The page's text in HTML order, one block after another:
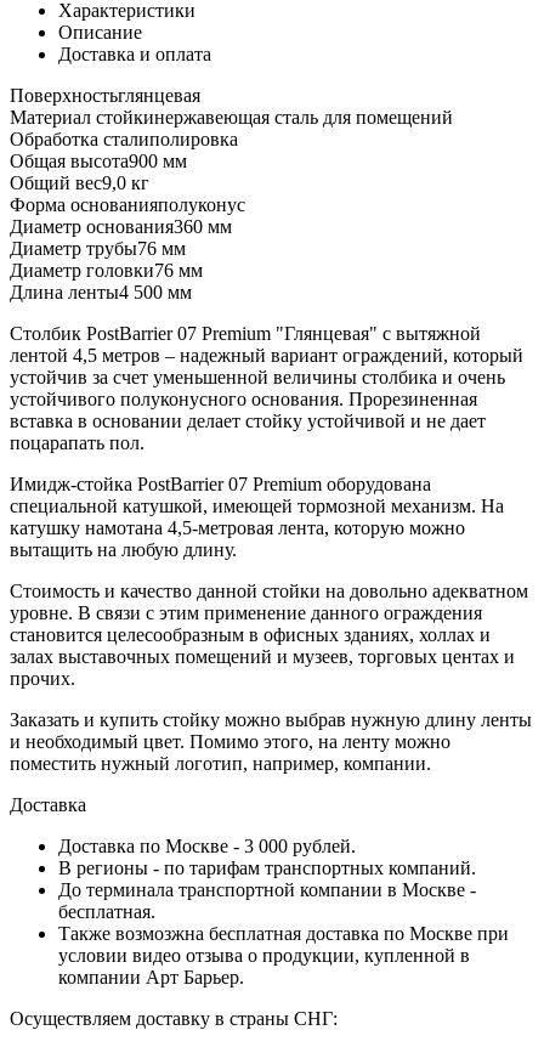
Характеристики
Описание
Доставка и оплата
Поверхностьглянцевая
Материал стойкинержавеющая сталь для помещений
Обработка сталиполировка
Общая высота900 мм
Общий вес9,0 кг
Форма основанияполуконус
Диаметр основания360 мм
Диаметр трубы76 мм
Диаметр головки76 мм
Длина ленты4 500 мм
Столбик PostBarrier 07 Premium "Глянцевая" с вытяжной
лентой 4,5 метров – надежный вариант ограждений, который
устойчив за счет уменьшенной величины столбика и очень
устойчивого полуконусного основания. Прорезиненная
вставка в основании делает стойку устойчивой и не дает
поцарапать пол.
Имидж-стойка PostBarrier 07 Premium оборудована
специальной катушкой, имеющей тормозной механизм. На
катушку намотана 4,5-метровая лента, которую можно
вытащить на любую длину.
Стоимость и качество данной стойки на довольно адекватном
уровне. В связи с этим применение данного ограждения
становится целесообразным в офисных зданиях, холлах и
залах выставочных помещений и музеев, торговых центах и
прочих.
Заказать и купить стойку можно выбрав нужную длину ленты
и необходимый цвет. Помимо этого, на ленту можно
поместить нужный логотип, например, компании.
Доставка
Доставка по Москве - 3 000 рублей.
В регионы - по тарифам транспортных компаний.
До терминала транспортной компании в Москве -
бесплатная.
Также возмозжна бесплатная доставка по Москве при
условии видео отзыва о продукции, купленной в
компании Арт Барьер.
Осуществляем доставку в страны СНГ: